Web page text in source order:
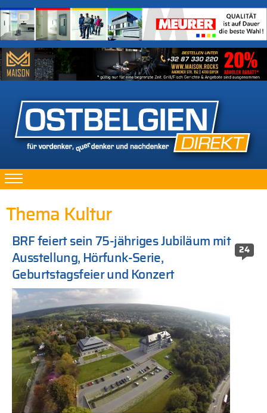
Thema Kultur
24
BRF feiert sein 75-jähriges Jubiläum mit
Ausstellung, Hörfunk-Serie,
Geburtstagsfeier und Konzert